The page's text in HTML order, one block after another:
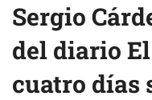
Sergio
del diario
cuatro días